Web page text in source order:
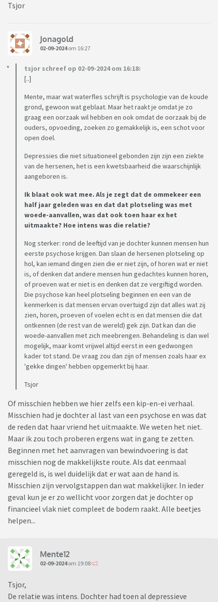
Tsjor
Jonagold
02-09-2024om 16:27
tsjor schreef op 02-09-2024 om 16:18:
[..]
Mente, maar wat waterfles schrijft is psychologie van de koude
grond, gewoon wat geblaat. Maar het raakt je omdat je zo
graag een oorzaak wil hebben en ook omdat de oorzaak bij de
ouders, opvoeding, zoeken zo gemakkelijk is, een schot voor
open doel.
Depressies die niet situationeel gebonden zijn zijn een ziekte
van de hersenen, het is een kwetsbaarheid die waarschijnlijk
aangeboren is.
Ik blaat ook wat mee. Als je zegt dat de ommekeer een
half jaar geleden was en dat dat plotseling was met
woede-aanvallen, was dat ook toen haar ex het
uitmaakte? Hoe intens was die relatie?
Nog sterker: rond de leeftijd van je dochter kunnen mensen hun
eerste psychose krijgen. Dan slaan de hersenen plotseling op
hol, kan iemand dingen zien die er niet zijn, of horen wat er niet
is, of denken dat andere mensen hun gedachtes kunnen horen,
of proeven wat er niet is en denken dat ze vergiftigd worden.
Die psychose kan heel plotseling beginnen en een van de
kenmerken is dat mensen ervan overtuigd zijn dat alles wat zij
zien, horen, proeven of voelen echt is en dat mensen die dat
ontkennen (de rest van de wereld) gek zijn. Dat kan dan die
woede-aanvallen met zich meebrengen. Behandeling is dan wel
mogelijk, maar komt vrijwel altijd eerst in een gedwongen
kader tot stand. De vraag zou dan zijn of mensen zoals haar ex
'gekke dingen' hebben opgemerkt bij haar.
Tsjor
Of misschien hebben we hier zelfs een kip-en-ei verhaal.
Misschien had je dochter al last van een psychose en was dat
de reden dat haar vriend het uitmaakte. We weten het niet.
Maar ik zou toch proberen ergens wat in gang te zetten.
Beginnen met het aanvragen van bewindvoering is dat
misschien nog de makkelijkste route. Als dat eenmaal
geregeld is, is wel duidelijk dat er wat aan de hand is.
Misschien zijn vervolgstappen dan wat makkelijker. In ieder
geval kun je er zo wellicht voor zorgen dat je dochter op
financieel vlak niet compleet de bodem raakt. Alle beetjes
helpen...
Mente12
02-09-2024om 19:08
Tsjor,
De relatie was intens. Dochter had toen al depressieve